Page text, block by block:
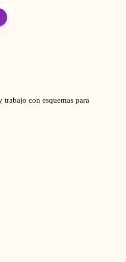
con esquemas para